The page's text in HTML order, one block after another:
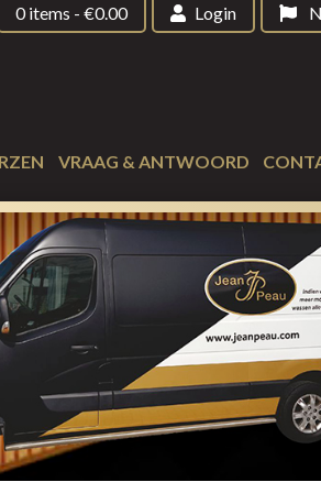
0 items -€0.00 Login
VRAAG & ANTWOORD